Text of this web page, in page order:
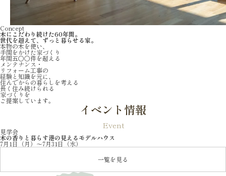
Concept
木にこだわり続けた60年間。
世代を超えて、ずっと暮らせる家。
本物の木を使い、
手間をかけた家づくり
年間五〇〇件を超える
メンテナンス・
リフォーム工事の
経験と知識を元に、
住んでからの暮らしを考える
長く住み続けられる
家づくりを
ご提案しています。
イベント情報
Event
見学会
木の香りと暮らす港の見えるモデルハウス
7月1日（月）～7月31日（水）
一覧を見る